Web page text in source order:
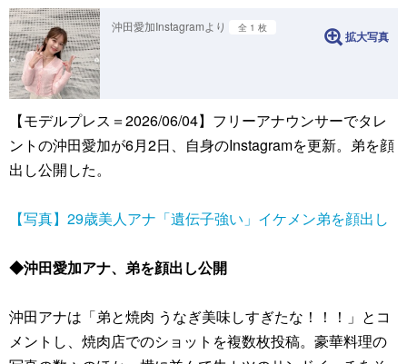
沖田愛加Instagramより 全 1 枚
拡大写真
【モデルプレス＝2026/06/04】フリーアナウンサーでタレ
ントの沖田愛加が6月2日、自身のInstagramを更新。弟を顔
出し公開した。
【写真】29歳美人アナ「遺伝子強い」イケメン弟を顔出し
◆沖田愛加アナ、弟を顔出し公開
沖田アナは「弟と焼肉 うなぎ美味しすぎたな！！！」とコ
メントし、焼肉店でのショットを複数枚投稿。豪華料理の